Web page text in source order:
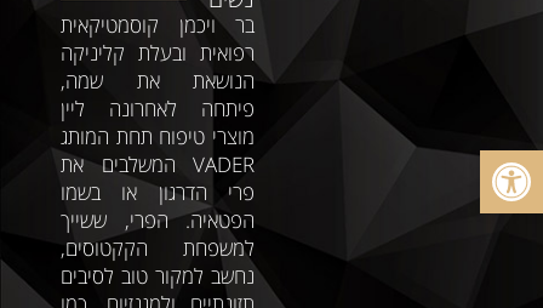
פתח סרגל נגישות
בר ויכמן קוסמטיקאית
רפואית ובעלת קליניקה
הנושאת את שמה,
פיתחה לאחרונה ליין
מוצרי טיפוח תחת המותג
VADER המשלבים את
פרי הדרגון או בשמו
הפטאיה. הפרי, ששייך
למשפחת הקקטוסים,
נחשב למקור טוב לסיבים